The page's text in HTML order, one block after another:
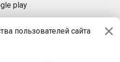
пользователей сайта
play